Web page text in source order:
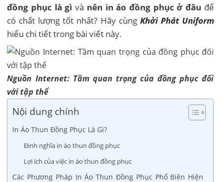
đồng phục là gì và nên in áo đồng phục ở đâu để
có chất lượng tốt nhất? Hãy cùng Khởi Phát Uniform
hiểu chi tiết trong bài viết này.
Nguồn Internet: Tầm quan trọng của đồng phục đối
với tập thể
Nội dung chính
In Áo Thun Đồng Phục Là Gì?
Định nghĩa in áo thun đồng phục
Lợi ích của việc in áo thun đồng phục
Các Phương Pháp In Áo Thun Đồng Phục Phổ Biên Hiện